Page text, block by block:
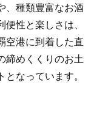
、種類豊富なお酒
性と楽しさは、
空港に到着した直
締めくくりのお土
なっています。